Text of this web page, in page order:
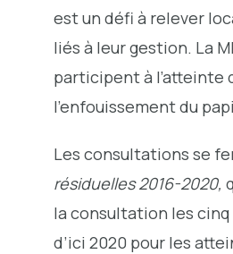
est un défi à relever
liés à leur gestion. La
participent à l’atteinte
l’enfouissement du
Les consultations se
résiduelles 2016-2020,
la consultation les
d’ici 2020 pour les